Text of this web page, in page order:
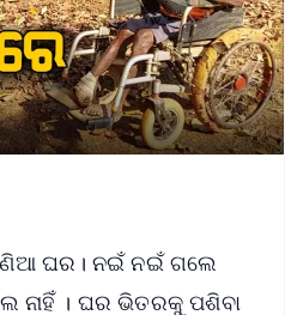
ଘର। ନଇଁ ନଇଁ ଗଲେ
ନାହିଁ । ଘର ଭିତରକୁ ପଶିବା